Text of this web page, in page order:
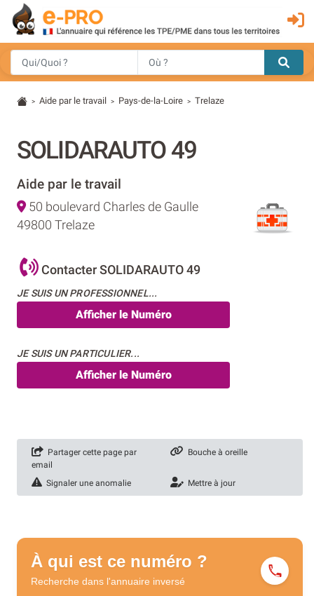
> Aide par le travail > Pays-de-la-Loire > Trelaze
SOLIDARAUTO 49
Aide par le travail
50 boulevard Charles de Gaulle
49800 Trelaze
Contacter SOLIDARAUTO 49
JE SUIS UN PROFESSIONNEL...
Afficher le Numéro
JE SUIS UN PARTICULIER...
Afficher le Numéro
Partager cette page par
email
Bouche à oreille
Signaler une anomalie Mettre à jour
À qui est ce numéro ?
Recherche dans l'annuaire inversé